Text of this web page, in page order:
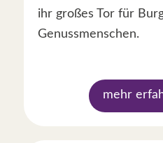
ihr großes Tor für
Genussmenschen.
mehr